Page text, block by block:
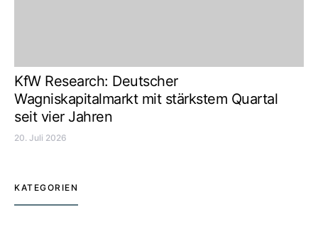
KfW Research: Deutscher
Wagniskapitalmarkt mit stärkstem Quartal
seit vier Jahren
20. Juli 2026
KATEGORIEN